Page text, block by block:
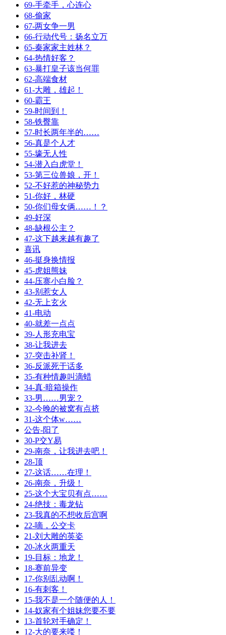
69-手牵手，心连心
68-偷家
67-两女争一男
66-行动代号：扬名立万
65-秦家家主姓林？
64-热情好客？
63-暴打皇子该当何罪
62-高端食材
61-大雕，雄起！
60-霸王
59-时间到！
58-铁臀靠
57-时长两年半的……
56-真是个人才
55-壕无人性
54-潜入白虎堂！
53-第三位兽娘，开！
52-不好惹的神秘势力
51-你好，林硬
50-你们母女俩……！？
49-好深
48-缺根公主？
47-这下越来越有趣了
喜讯
46-挺身换情报
45-虎姐熊妹
44-压寨小白脸？
43-别惹女人
42-无上玄火
41-电动
40-就差一点点
39-人形充电宝
38-让我进去
37-突击补肾！
36-反派死于话多
35-有种情趣叫滴蜡
34-真·暗箱操作
33-男……男宠？
32-今晚的被窝有点挤
31-这个体w……
公告-阳了
30-P交Y易
29-南奈，让我进去吧！
28-顶
27-这话……在理！
26-南奈，升级！
25-这个大宝贝有点……
24-绝技：毒龙钻
23-我真的不想收后宫啊
22-嘀，公交卡
21-刘大雕的英姿
20-冰火两重天
19-目标：地龙！
18-赛前异变
17-你别乱动啊！
16-有刺客！
15-我不是一个随便的人！
14-奴家有个姐妹您要不要
13-首轮对手确定！
12-大的要来喽！